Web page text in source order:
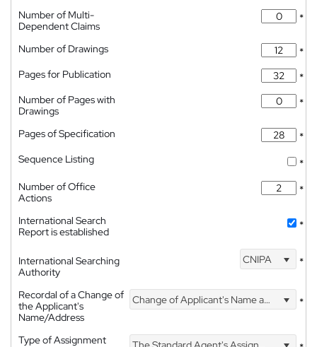
Number of Multi-
Dependent Claims
*
Number of Drawings
*
Pages for Publication
*
Number of Pages with
Drawings
*
Pages of Specification
*
Sequence Listing
*
Number of Office
Actions
*
International Search
Report is established
*
International Searching
Authority
CNIPA *
Recordal of a Change of
the Applicant's
Name/Address
Change of Applicant's Name and Address *
Type of Assignment